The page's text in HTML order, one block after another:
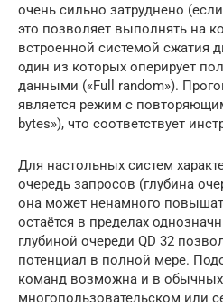
очень сильно затруднено
это позволяет выполнять на
встроенной системой сжатия
один из которых оперирует
данными («Full random»).
является режим с
bytes»), что соответствует
Для настольных систем
очередь запросов (глубина
она может ненамного
остаётся в пределах
глубиной очереди QD 32
потенциал в полной мере.
команд возможна и в обычных
многопользовательском или